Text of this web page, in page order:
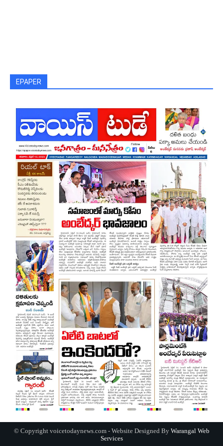
EPAPER
© Copyright voicetodaynews.com - Website Designed By Warangal Web
Services